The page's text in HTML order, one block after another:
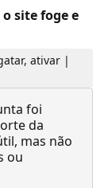
site foge e
ativar |
foi
da
mas não
ou